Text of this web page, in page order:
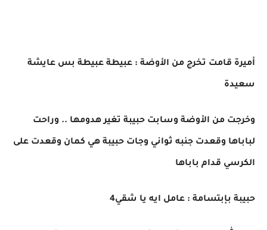
أميرة قامت تخرج من الأوضة : عبيطة عبيطة بس عايشة
سعيدة
وخرجت من الأوضة وسابت حبيبة تغير هدومها .. وراحت
لباباها وقعدت جنبه ثواني وجات حبيبة هي كمان وقعدت على
الكرسي قدام باباها
حبيبة بإبتسامة : عامل ايه يا شقي4